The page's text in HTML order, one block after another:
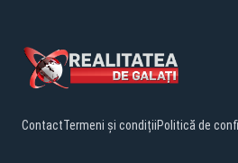
ContactTermeni și condițiiPolitică de